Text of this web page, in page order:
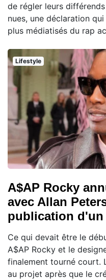
de régler leurs
nues, une déclaration
plus médiatisés du rap
Lifestyle
A$AP Rocky
avec Allan
publication d'un
Ce qui devait être le
A$AP Rocky et le
finalement tourné court.
au projet après que le